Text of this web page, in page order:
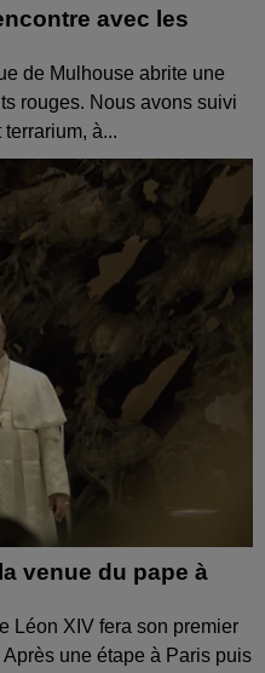
avec les
de Mulhouse abrite une
rouges. Nous avons suivi
à...
venue du pape à
Léon XIV fera son premier
une étape à Paris puis